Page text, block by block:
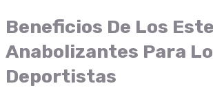
Beneficios De Los
Anabolizantes Para
Deportistas